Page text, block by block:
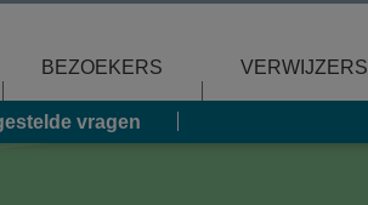
BEZOEKERS VERWIJZERS
vragen